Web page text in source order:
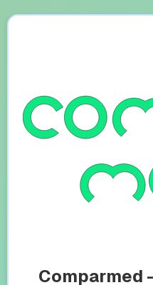
Comparmed